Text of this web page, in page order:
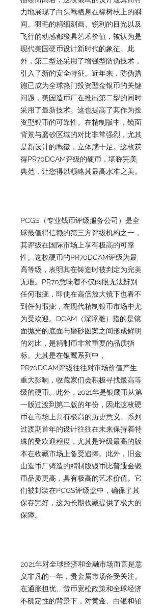
力地展现了白头鹰栖息在橡树枝上的瞬
间。羽毛的精细刻画、锐利的目光以及
飞行的动感都极具艺术价值，被认为是
现代美国硬币设计新时代的象征。此
外，第二型还采用了增强型防伪技术，
引入了新的安全特征。近年来，防伪措
施已成为全球热门投资型金银币的关键
问题，美国造币厂在推出第二型的同时
采用了最新技术。这也提高了其作为投
资型银币的可靠性。在精制版中，镜面
背景与磨砂区域的对比非常强烈，尤其
是新设计的鹰徽，立体感十足。这枚获
得PR70DCAM评级的硬币，堪称完美
典范，让您得以领略其最高水准之美。
PCGS（专业钱币评级服务公司）是全
球最值得信赖的第三方评级机构之一，
其评级在国际市场上享有极高的可靠
性。这枚硬币的PR70DCAM评级为最
高等级，表明其在铸造时被判定为完美
无瑕。PR70意味着不仅肉眼无法辨别
任何瑕疵，即使在高倍放大镜下也看不
到任何瑕疵，在现代精制银币市场中尤
为受欢迎。DCAM（深浮雕）指的是镜
面抛光的底面与磨砂图案之间形成鲜明
的对比，是精制币非常重要的品质指
标。尤其是在银鹰系列中，
PR70DCAM评级往往对市场价值产生
重大影响，收藏家们会积极寻找最高等
级的硬币。此外，2021年是银鹰币从第
一版过渡到第二版的年份，因此这枚硬
币在市场上具有极高的历史意义。系列
过渡期首年的设计往往在未来保持着特
殊的受欢迎程度，尤其是评级最高的版
本在收藏市场上备受追捧。此外，旧金
山造币厂铸造的精制版银币比普通金银
币品质更高，具有极高的艺术价值。它
们被封装在PCGS评级盒中，确保了其
保存完好，这为长期收藏提供了极大的
保障。
2021年对全球经济和金融市场而言是意
义非凡的一年，贵金属市场备受关注。
在通胀担忧、货币宽松政策和全球经济
不确定性的背景下，对黄金、白银和铂